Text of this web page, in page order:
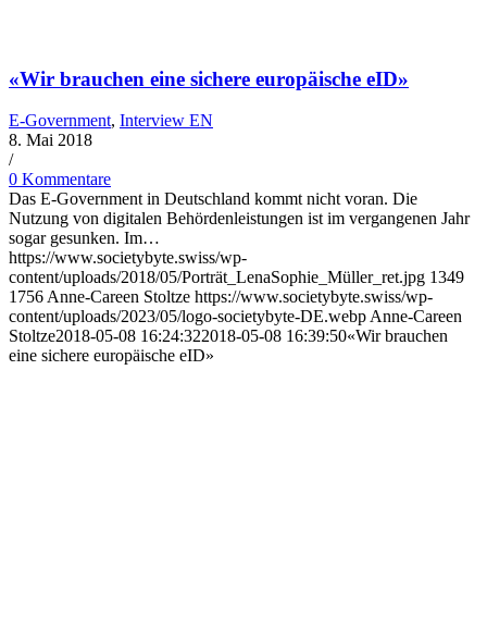
«Wir brauchen eine sichere europäische eID»
E-Government, Interview EN
8. Mai 2018
/
0 Kommentare
Das E-Government in Deutschland kommt nicht voran. Die
Nutzung von digitalen Behördenleistungen ist im vergangenen Jahr
sogar gesunken. Im…
https://www.societybyte.swiss/wp-
content/uploads/2018/05/Porträt_LenaSophie_Müller_ret.jpg 1349
1756 Anne-Careen Stoltze https://www.societybyte.swiss/wp-
content/uploads/2023/05/logo-societybyte-DE.webp Anne-Careen
Stoltze2018-05-08 16:24:322018-05-08 16:39:50«Wir brauchen
eine sichere europäische eID»